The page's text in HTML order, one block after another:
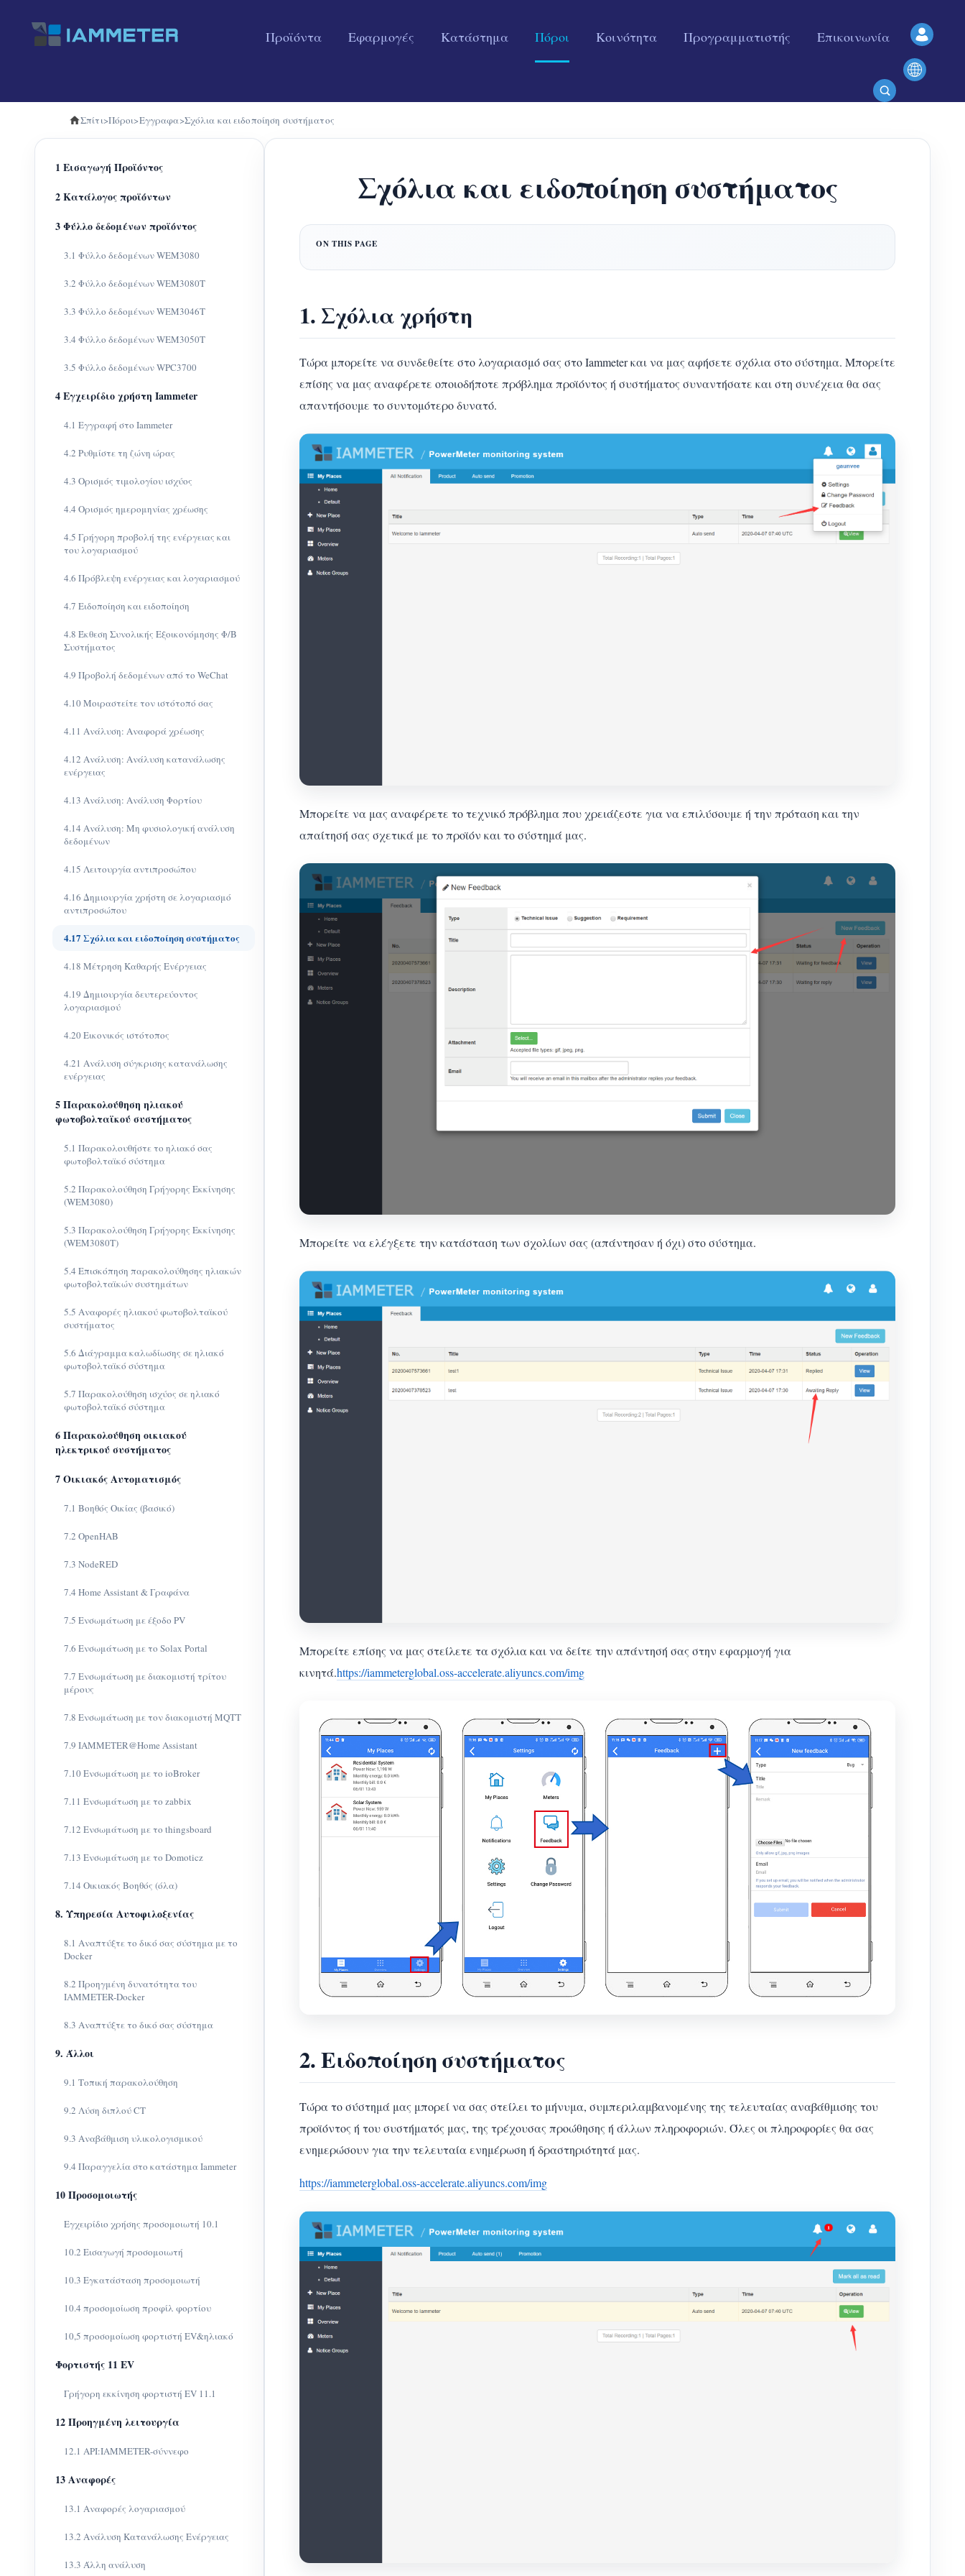
Προϊόντα Εφαρμογές Κατάστημα Πόροι Κοινότητα Προγραμματιστής Επικοινωνία
Σπίτι>Πόροι>Εγγραφα>Σχόλια και ειδοποίηση συστήματος
1 Εισαγωγή Προϊόντος
2 Κατάλογος προϊόντων
3 Φύλλο δεδομένων προϊόντος
3.1 Φύλλο δεδομένων WEM3080
3.2 Φύλλο δεδομένων WEM3080T
3.3 Φύλλο δεδομένων WEM3046T
3.4 Φύλλο δεδομένων WEM3050T
3.5 Φύλλο δεδομένων WPC3700
4 Εγχειρίδιο χρήστη Iammeter
4.1 Εγγραφή στο Iammeter
4.2 Ρυθμίστε τη ζώνη ώρας
4.3 Ορισμός τιμολογίου ισχύος
4.4 Ορισμός ημερομηνίας χρέωσης
4.5 Γρήγορη προβολή της ενέργειας και
του λογαριασμού
4.6 Πρόβλεψη ενέργειας και λογαριασμού
4.7 Ειδοποίηση και ειδοποίηση
4.8 Έκθεση Συνολικής Εξοικονόμησης Φ/Β
Συστήματος
4.9 Προβολή δεδομένων από το WeChat
4.10 Μοιραστείτε τον ιστότοπό σας
4.11 Ανάλυση: Αναφορά χρέωσης
4.12 Ανάλυση: Ανάλυση κατανάλωσης
ενέργειας
4.13 Ανάλυση: Ανάλυση Φορτίου
4.14 Ανάλυση: Μη φυσιολογική ανάλυση
δεδομένων
4.15 Λειτουργία αντιπροσώπου
4.16 Δημιουργία χρήστη σε λογαριασμό
αντιπροσώπου
4.17 Σχόλια και ειδοποίηση συστήματος
4.18 Μέτρηση Καθαρής Ενέργειας
4.19 Δημιουργία δευτερεύοντος
λογαριασμού
4.20 Εικονικός ιστότοπος
4.21 Ανάλυση σύγκρισης κατανάλωσης
ενέργειας
5 Παρακολούθηση ηλιακού
φωτοβολταϊκού συστήματος
5.1 Παρακολουθήστε το ηλιακό σας
φωτοβολταϊκό σύστημα
5.2 Παρακολούθηση Γρήγορης Εκκίνησης
(WEM3080)
5.3 Παρακολούθηση Γρήγορης Εκκίνησης
(WEM3080T)
5.4 Επισκόπηση παρακολούθησης ηλιακών
φωτοβολταϊκών συστημάτων
5.5 Αναφορές ηλιακού φωτοβολταϊκού
συστήματος
5.6 Διάγραμμα καλωδίωσης σε ηλιακό
φωτοβολταϊκό σύστημα
5.7 Παρακολούθηση ισχύος σε ηλιακό
φωτοβολταϊκό σύστημα
6 Παρακολούθηση οικιακού
ηλεκτρικού συστήματος
7 Οικιακός Αυτοματισμός
7.1 Βοηθός Οικίας (βασικό)
7.2 OpenHAB
7.3 NodeRED
7.4 Home Assistant & Γραφάνα
7.5 Ενσωμάτωση με έξοδο PV
7.6 Ενσωμάτωση με το Solax Portal
7.7 Ενσωμάτωση με διακομιστή τρίτου
μέρους
7.8 Ενσωμάτωση με τον διακομιστή MQTT
7.9 IAMMETER@Home Assistant
7.10 Ενσωμάτωση με το ioBroker
7.11 Ενσωμάτωση με το zabbix
7.12 Ενσωμάτωση με το thingsboard
7.13 Ενσωμάτωση με το Domoticz
7.14 Οικιακός Βοηθός (όλα)
8. Υπηρεσία Αυτοφιλοξενίας
8.1 Αναπτύξτε το δικό σας σύστημα με το
Docker
8.2 Προηγμένη δυνατότητα του
IAMMETER-Docker
8.3 Αναπτύξτε το δικό σας σύστημα
9. Άλλοι
9.1 Τοπική παρακολούθηση
9.2 Λύση διπλού CT
9.3 Αναβάθμιση υλικολογισμικού
9.4 Παραγγελία στο κατάστημα Iammeter
10 Προσομοιωτής
Εγχειρίδιο χρήσης προσομοιωτή 10.1
10.2 Εισαγωγή προσομοιωτή
10.3 Εγκατάσταση προσομοιωτή
10.4 προσομοίωση προφίλ φορτίου
10,5 προσομοίωση φορτιστή EV&ηλιακό
Φορτιστής 11 EV
Γρήγορη εκκίνηση φορτιστή EV 11.1
12 Προηγμένη λειτουργία
12.1 API:IAMMETER-σύννεφο
13 Αναφορές
13.1 Αναφορές λογαριασμού
13.2 Ανάλυση Κατανάλωσης Ενέργειας
13.3 Άλλη ανάλυση
Σχόλια και ειδοποίηση συστήματος
1. Σχόλια χρήστη
Τώρα μπορείτε να συνδεθείτε στο λογαριασμό σας στο Iammeter και να μας αφήσετε σχόλια στο σύστημα. Μπορείτε
επίσης να μας αναφέρετε οποιοδήποτε πρόβλημα προϊόντος ή συστήματος συναντήσατε και στη συνέχεια θα σας
απαντήσουμε το συντομότερο δυνατό.
Μπορείτε να μας αναφέρετε το τεχνικό πρόβλημα που χρειάζεστε για να επιλύσουμε ή την πρόταση και την
απαίτησή σας σχετικά με το προϊόν και το σύστημά μας.
Μπορείτε να ελέγξετε την κατάσταση των σχολίων σας (απάντησαν ή όχι) στο σύστημα.
Μπορείτε επίσης να μας στείλετε τα σχόλια και να δείτε την απάντησή σας στην εφαρμογή για
κινητά.https://iammeterglobal.oss-accelerate.aliyuncs.com/img
2. Ειδοποίηση συστήματος
Τώρα το σύστημά μας μπορεί να σας στείλει το μήνυμα, συμπεριλαμβανομένης της τελευταίας αναβάθμισης του
προϊόντος ή του συστήματός μας, της τρέχουσας προώθησης ή άλλων πληροφοριών. Όλες οι πληροφορίες θα σας
ενημερώσουν για την τελευταία ενημέρωση ή δραστηριότητά μας.
https://iammeterglobal.oss-accelerate.aliyuncs.com/img